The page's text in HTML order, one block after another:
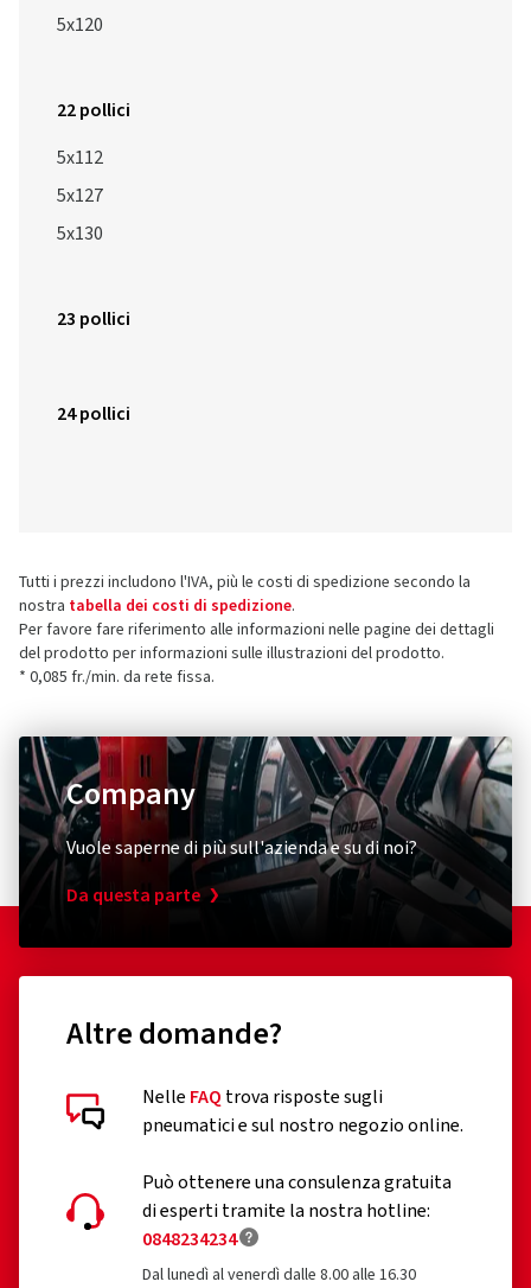
5x120
22 pollici
5x112
5x127
5x130
23 pollici
24 pollici
Tutti i prezzi includono l'IVA, più le costi di spedizione secondo la
nostra tabella dei costi di spedizione.
Per favore fare riferimento alle informazioni nelle pagine dei dettagli
del prodotto per informazioni sulle illustrazioni del prodotto.
* 0,085 fr./min. da rete fissa.
Company
Vuole saperne di più sull'azienda e su di noi?
Da questa parte
Altre domande?
Nelle FAQ trova risposte sugli
pneumatici e sul nostro negozio online.
Può ottenere una consulenza gratuita
di esperti tramite la nostra hotline:
0848234234
Dal lunedì al venerdì dalle 8.00 alle 16.30